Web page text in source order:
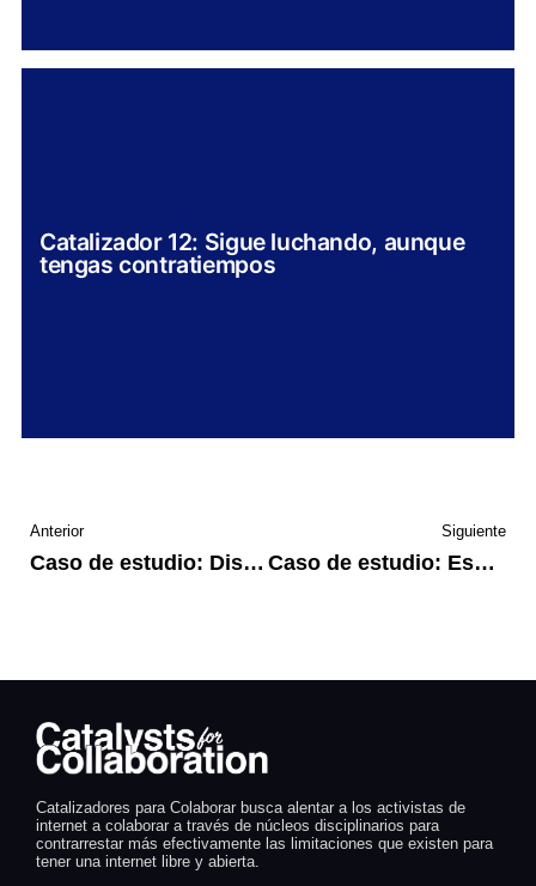
Catalizador 12: Sigue luchando, aunque
tengas contratiempos
Anterior
Caso de estudio: Discurso en línea en la India
Siguiente
Caso de estudio: Escándalo de corrupción de Bankia
Catalizadores para Colaborar busca alentar a los activistas de
internet a colaborar a través de núcleos disciplinarios para
contrarrestar más efectivamente las limitaciones que existen para
tener una internet libre y abierta.